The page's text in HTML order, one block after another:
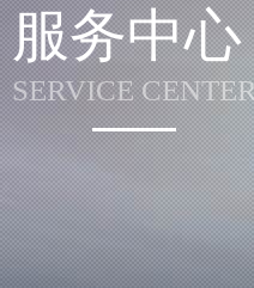
服务中心
SERVICE CENTER